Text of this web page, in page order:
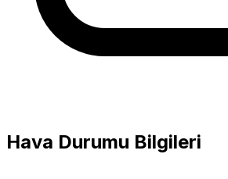
Hava Durumu Bilgileri